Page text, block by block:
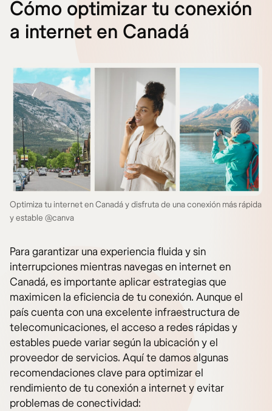
Cómo optimizar tu conexión
a internet en Canadá
Optimiza tu internet en Canadá y disfruta de una conexión más rápida
y estable @canva
Para garantizar una experiencia fluida y sin
interrupciones mientras navegas en internet en
Canadá, es importante aplicar estrategias que
maximicen la eficiencia de tu conexión. Aunque el
país cuenta con una excelente infraestructura de
telecomunicaciones, el acceso a redes rápidas y
estables puede variar según la ubicación y el
proveedor de servicios. Aquí te damos algunas
recomendaciones clave para optimizar el
rendimiento de tu conexión a internet y evitar
problemas de conectividad: